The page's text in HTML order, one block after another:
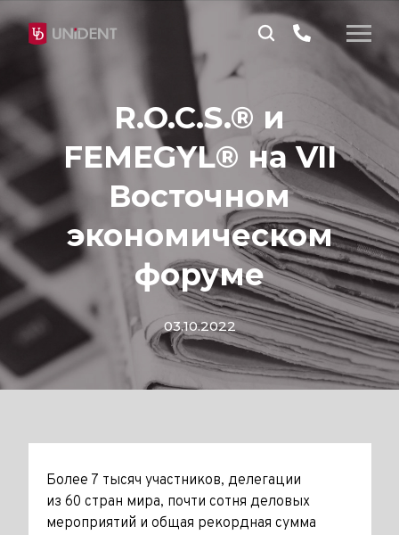
R.O.C.S.® и
FEMEGYL® на VII
Восточном
экономическом
форуме
03.10.2022
Более 7 тысяч участников, делегации
из 60 стран мира, почти сотня деловых
мероприятий и общая рекордная сумма